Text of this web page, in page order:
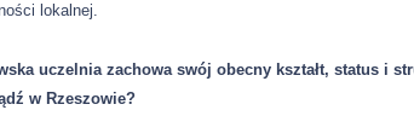
lokalnej.
uczelnia zachowa swój obecny kształt, status i
w Rzeszowie?